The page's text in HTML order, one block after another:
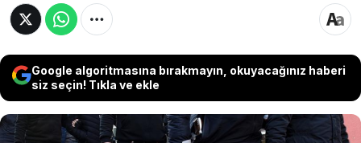
Google algoritmasına bırakmayın, okuyacağınız haberi
siz seçin! Tıkla ve ekle